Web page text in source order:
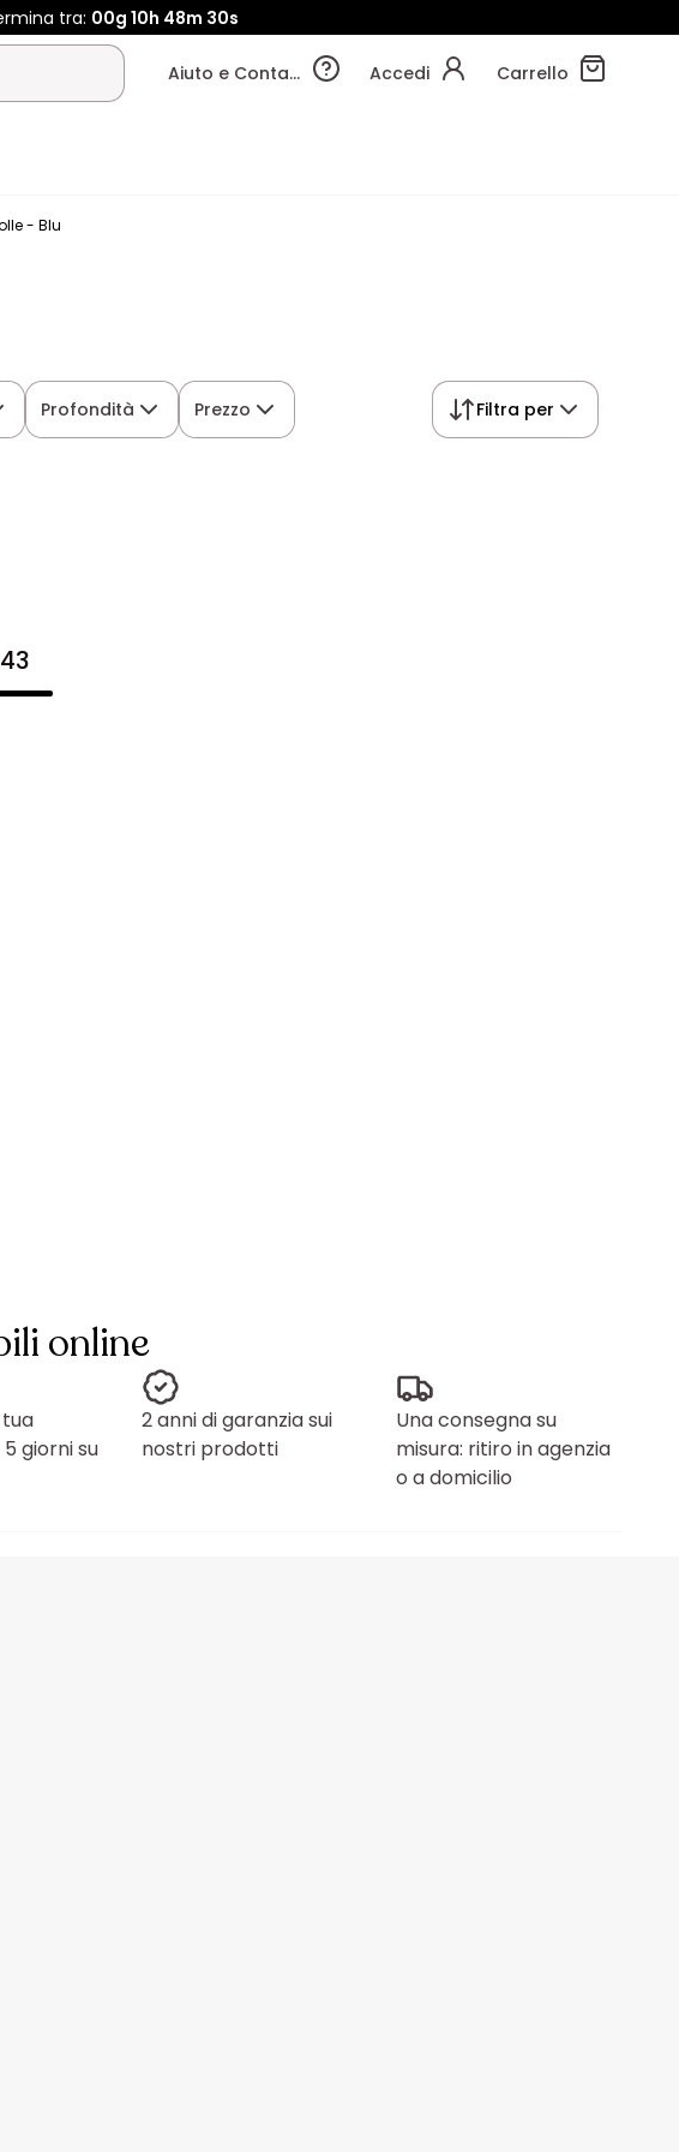
tra: 00g 10h 48m 29s
Aiuto e Contatti Accedi Carrello
- Blu
Profondità Prezzo Filtra per
online
giorni su
2 anni di garanzia sui
nostri prodotti
Una consegna su
misura: ritiro in agenzia
o a domicilio